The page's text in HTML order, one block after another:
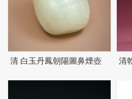
清 白玉丹鳳朝陽圖鼻煙壺 清